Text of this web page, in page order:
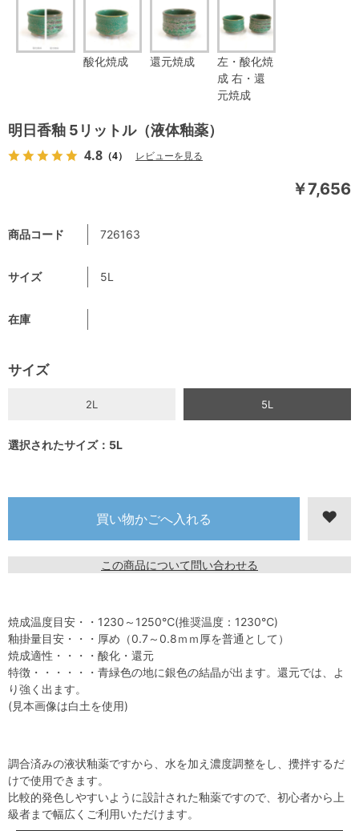
酸化焼成 還元焼成
左・酸化焼
成 右・還
元焼成
明日香釉 5リットル（液体釉薬）
4.8 （4） レビューを見る
￥7,656
商品コード 726163
サイズ 5L
在庫
サイズ
2L 5L
選択されたサイズ：5L
この商品について問い合わせる
焼成温度目安・・1230～1250℃(推奨温度：1230℃)
釉掛量目安・・・厚め（0.7～0.8ｍｍ厚を普通として）
焼成適性・・・・酸化・還元
特徴・・・・・・青緑色の地に銀色の結晶が出ます。還元では、よ
り強く出ます。
(見本画像は白土を使用)
調合済みの液状釉薬ですから、水を加え濃度調整をし、攪拌するだ
けで使用できます。
比較的発色しやすいように設計された釉薬ですので、初心者から上
級者まで幅広くご利用いただけます。